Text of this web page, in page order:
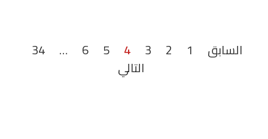
السابق 1
2
3
4
5
6
…
34
التالي